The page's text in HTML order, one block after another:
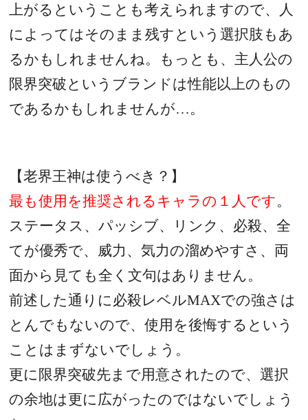
上がるということも考えられますので、人
によってはそのまま残すという選択肢もあ
るかもしれませんね。もっとも、主人公の
限界突破というブランドは性能以上のもの
であるかもしれませんが…。
【老界王神は使うべき？】
最も使用を推奨されるキャラの１人です。
ステータス、パッシブ、リンク、必殺、全
てが優秀で、威力、気力の溜めやすさ、両
面から見ても全く文句はありません。
前述した通りに必殺レベルMAXでの強さは
とんでもないので、使用を後悔するという
ことはまずないでしょう。
更に限界突破先まで用意されたので、選択
の余地は更に広がったのではないでしょう